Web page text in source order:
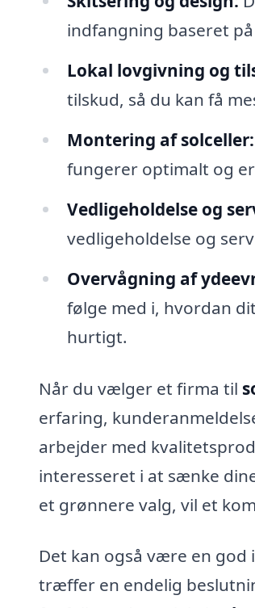
indfangning baseret
Lokal lovgivning og
tilskud, så du kan få
Montering af solceller:
fungerer optimalt og
Vedligeholdelse og
vedligeholdelse og
Overvågning af
følge med i, hvordan
hurtigt.
Når du vælger et firma til
erfaring,
arbejder med
interesseret i at sænke
et grønnere valg, vil et
Det kan også være en
træffer en endelig